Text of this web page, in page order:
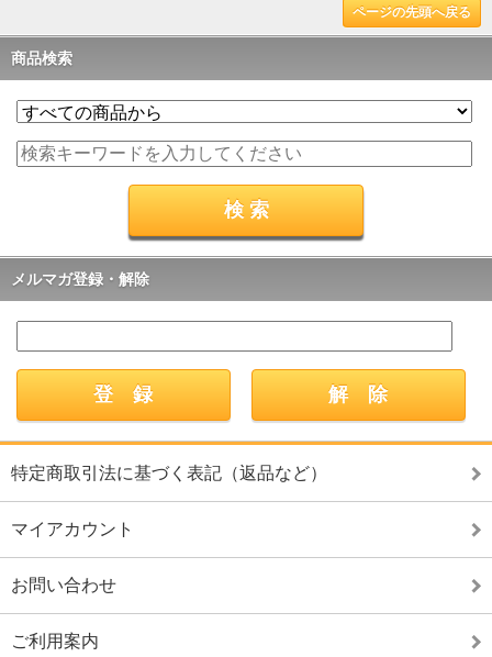
ページの先頭へ戻る
商品検索
メルマガ登録・解除
特定商取引法に基づく表記（返品など）
マイアカウント
お問い合わせ
ご利用案内